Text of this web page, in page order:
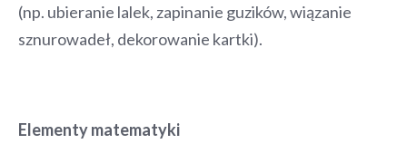
(np. ubieranie lalek, zapinanie guzików, wiązanie
sznurowadeł, dekorowanie kartki).
Elementy matematyki